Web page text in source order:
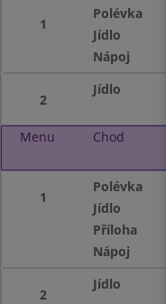
1
Polévka
Jídlo
Nápoj
2
Jídlo
Menu Chod
1
Polévka
Jídlo
Příloha
Nápoj
2
Jídlo